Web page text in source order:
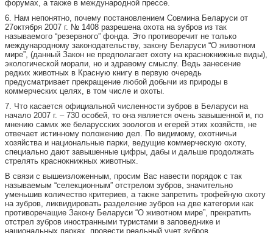
форумах, а также в международной прессе.
6. Нам непонятно, почему постановлением Совмина Беларуси от
27октября 2007 г. № 1408 разрешена охота на зубров из так
называемого “резервного” фонда. Это противоречит не только
международному законодательству, закону Беларуси “О животном
мире”, (данный Закон не предполагает охоту на краснокнижные виды),
экологической морали, но и здравому смыслу. Ведь занесение
редких животных в Красную книгу в первую очередь
предусматривает прекращение любой добычи из природы в
коммерческих целях, в том числе и охоты.
7. Что касается официальной численности зубров в Беларуси на
начало 2007 г. – 730 особей, то она является очень завышенной и, по
мнению самих же беларусских зоологов и егерей этих хозяйств, не
отвечает истинному положению дел. По видимому, охотничьи
хозяйства и национальные парки, ведущие коммерческую охоту,
специально дают завышенные цифры, дабы и дальше продолжать
стрелять краснокнижных животных.
В связи с вышеизложенным, просим Вас навести порядок с так
называемым “селекционным” отстрелом зубров, значительно
уменьшив количество критериев, а также запретить трофейную охоту
на зубров, ликвидировать разделение зубров на две категории как
противоречащие Закону Беларуси “О животном мире”, прекратить
отстрел зубров иностранными туристами в заповеднике и
национальных парках, провести реальный учет зубров.